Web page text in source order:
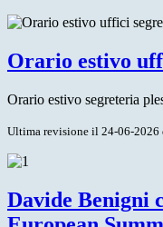
Orario estivo
Orario estivo segreteria
Ultima revisione il 24-06-2026
Davide Benigni